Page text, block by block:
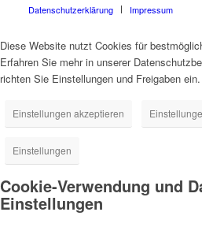
Datenschutzerklärung
Impressum
Diese Website nutzt Cookies für
Erfahren Sie mehr in unserer
richten Sie Einstellungen und Freigaben ein.
Einstellungen akzeptieren
Einstellungen
Cookie-Verwendung und
Einstellungen